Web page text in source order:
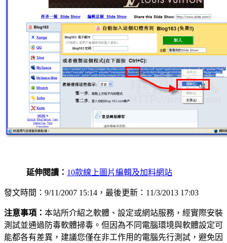
延伸閱讀： 10款線上圖片編輯及加料網站
發文時間：9/11/2007 15:14，最後更新：11/3/2013 17:03
注意事項： 本站所介紹之軟體、設定或網站服務，經實際安裝
測試並通過防毒軟體掃毒。但因為不同電腦環境與軟體設定可
能都各有差異，建議您僅在非工作用的電腦先行測試，避免因